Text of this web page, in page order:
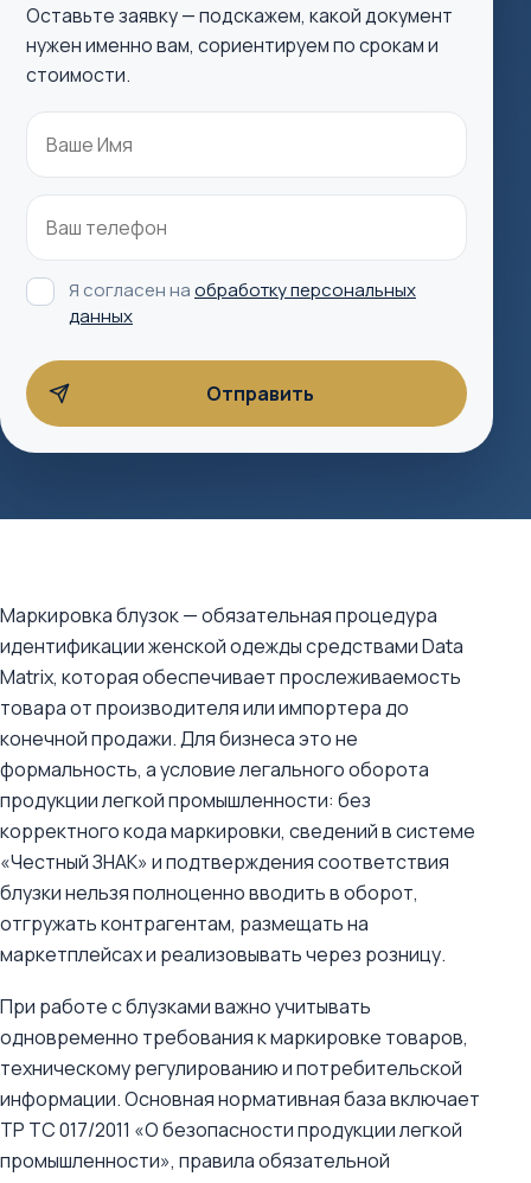
Оставьте заявку — подскажем, какой документ
нужен именно вам, сориентируем по срокам и
стоимости.
Я согласен наобработку персональных
данных
Маркировка блузок — обязательная процедура
идентификации женской одежды средствами Data
Matrix, которая обеспечивает прослеживаемость
товара от производителя или импортера до
конечной продажи. Для бизнеса это не
формальность, а условие легального оборота
продукции легкой промышленности: без
корректного кода маркировки, сведений в системе
«Честный ЗНАК» и подтверждения соответствия
блузки нельзя полноценно вводить в оборот,
отгружать контрагентам, размещать на
маркетплейсах и реализовывать через розницу.
При работе с блузками важно учитывать
одновременно требования к маркировке товаров,
техническому регулированию и потребительской
информации. Основная нормативная база включает
ТР ТС 017/2011 «О безопасности продукции легкой
промышленности», правила обязательной